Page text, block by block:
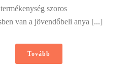
szoros
van a jövendőbeli anya [...]
Tovább